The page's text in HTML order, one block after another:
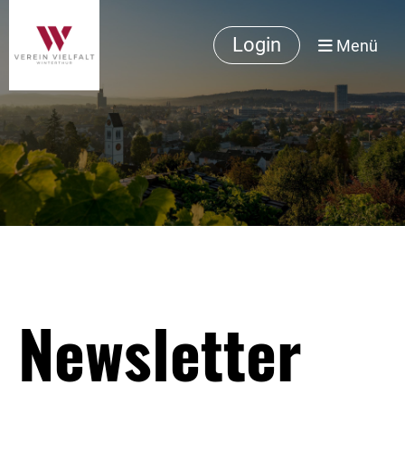
Login Menü
Newsletter